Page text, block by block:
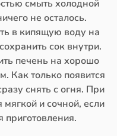
смыть холодной
не осталось.
в кипящую воду на
сок внутри.
печень на хорошо
Как только появится
снять с огня. При
мягкой и сочной, если